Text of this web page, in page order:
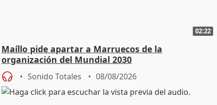
02:22
Maíllo pide apartar a Marruecos de la
organización del Mundial 2030
Sonido Totales 08/08/2026